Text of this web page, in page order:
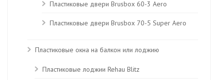
Пластиковые двери Brusbox 60-3 Aero
Пластиковые двери Brusbox 70-5 Super Aero
Пластиковые окна на балкон или лоджию
Пластиковые лоджии Rehau Blitz